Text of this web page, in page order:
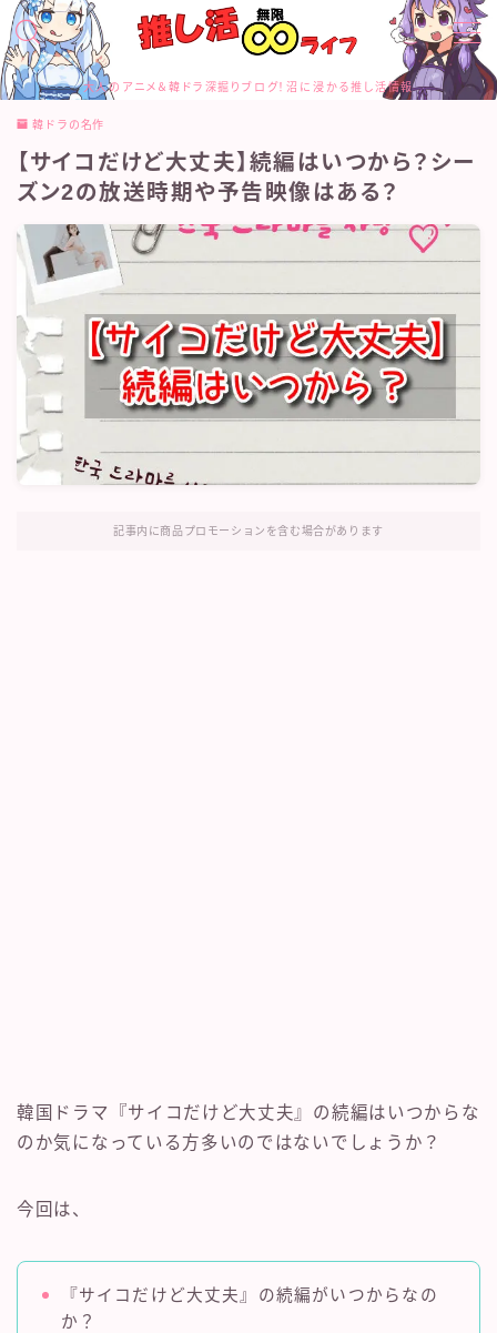
大人のアニメ＆韓ドラ深掘りブログ！沼に浸かる推し活情報
MENU
カテゴリー
サイトマップ
トップページ
プロフィール
メディアコンテンツポリシー
運営者情報
韓ドラの名作
【サイコだけど大丈夫】続編はいつから？シー
ズン2の放送時期や予告映像はある？
記事内に商品プロモーションを含む場合があります
韓国ドラマ『サイコだけど大丈夫』の続編はいつからな
のか気になっている方多いのではないでしょうか？
今回は、
『サイコだけど大丈夫』の続編がいつからなの
か？